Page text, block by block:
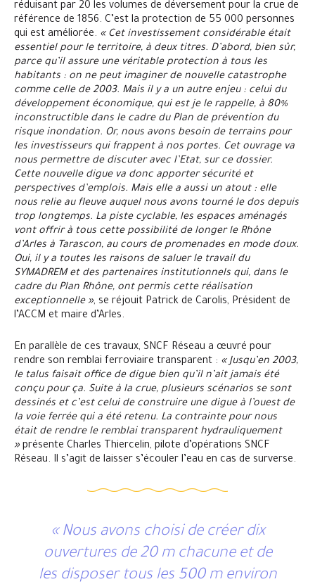
réduisant par 20 les volumes de déversement pour la crue de
référence de 1856. C’est la protection de 55 000 personnes
qui est améliorée. « Cet investissement considérable était
essentiel pour le territoire, à deux titres. D’abord, bien sûr,
parce qu’il assure une véritable protection à tous les
habitants : on ne peut imaginer de nouvelle catastrophe
comme celle de 2003. Mais il y a un autre enjeu : celui du
développement économique, qui est je le rappelle, à 80%
inconstructible dans le cadre du Plan de prévention du
risque inondation. Or, nous avons besoin de terrains pour
les investisseurs qui frappent à nos portes. Cet ouvrage va
nous permettre de discuter avec l’Etat, sur ce dossier.
Cette nouvelle digue va donc apporter sécurité et
perspectives d’emplois. Mais elle a aussi un atout : elle
nous relie au fleuve auquel nous avons tourné le dos depuis
trop longtemps. La piste cyclable, les espaces aménagés
vont offrir à tous cette possibilité de longer le Rhône
d’Arles à Tarascon, au cours de promenades en mode doux.
Oui, il y a toutes les raisons de saluer le travail du
SYMADREM et des partenaires institutionnels qui, dans le
cadre du Plan Rhône, ont permis cette réalisation
exceptionnelle », se réjouit Patrick de Carolis, Président de
l’ACCM et maire d’Arles.
En parallèle de ces travaux, SNCF Réseau a œuvré pour
rendre son remblai ferroviaire transparent : « Jusqu’en 2003,
le talus faisait office de digue bien qu’il n’ait jamais été
conçu pour ça. Suite à la crue, plusieurs scénarios se sont
dessinés et c’est celui de construire une digue à l’ouest de
la voie ferrée qui a été retenu. La contrainte pour nous
était de rendre le remblai transparent hydrauliquement
» présente Charles Thiercelin, pilote d’opérations SNCF
Réseau. Il s’agit de laisser s’écouler l’eau en cas de surverse.
« Nous avons choisi de créer dix
ouvertures de 20 m chacune et de
les disposer tous les 500 m environ